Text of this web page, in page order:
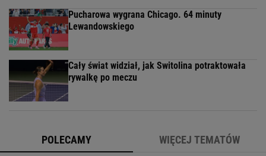
Pucharowa wygrana Chicago. 64 minuty
Lewandowskiego
Cały świat widział, jak Switolina potraktowała
rywalkę po meczu
POLECAMY WIĘCEJ TEMATÓW